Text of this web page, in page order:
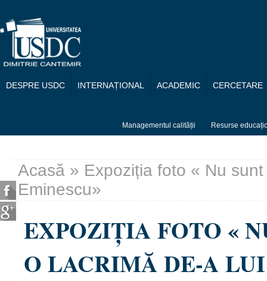
DESPRE USDC INTERNAȚIONAL ACADEMIC CERCETARE
Managementul calității Resurse
Eşti aici
Acasă » Expoziția foto « Nu
Eminescu»
EXPOZIȚIA FOTO «
O LACRIMĂ DE-A